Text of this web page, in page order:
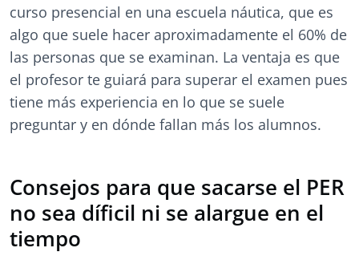
curso presencial en una escuela náutica, que es
algo que suele hacer aproximadamente el 60% de
las personas que se examinan. La ventaja es que
el profesor te guiará para superar el examen pues
tiene más experiencia en lo que se suele
preguntar y en dónde fallan más los alumnos.
Consejos para que sacarse el PER
no sea díficil ni se alargue en el
tiempo